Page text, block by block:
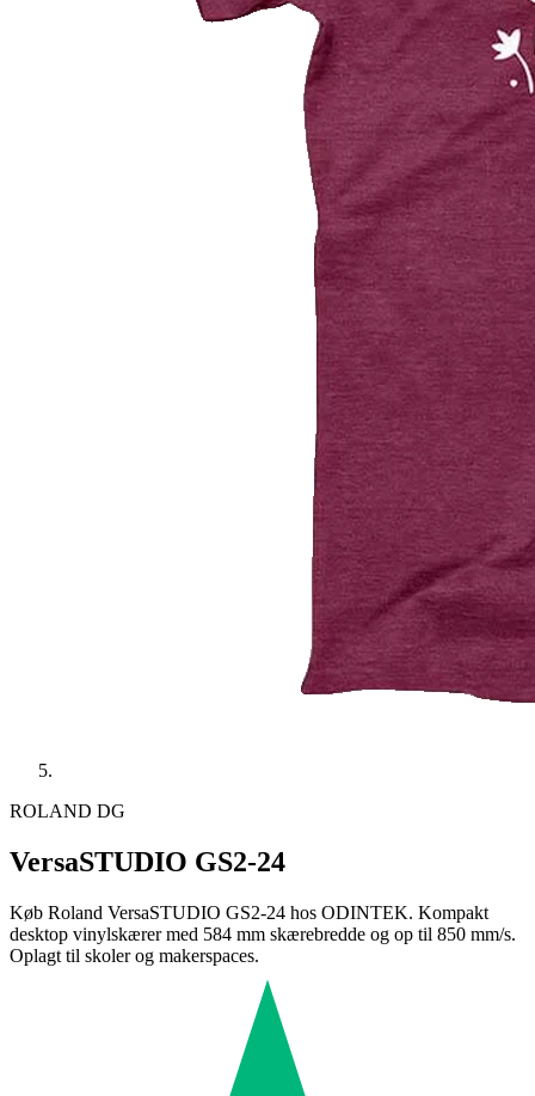
ROLAND DG
VersaSTUDIO GS2-24
Køb Roland VersaSTUDIO GS2-24 hos ODINTEK. Kompakt
desktop vinylskærer med 584 mm skærebredde og op til 850 mm/s.
Oplagt til skoler og makerspaces.